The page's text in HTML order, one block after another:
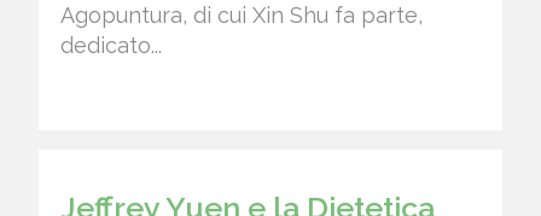
Agopuntura, di cui Xin Shu fa parte,
dedicato...
Jeffrey Yuen e la Dietetica